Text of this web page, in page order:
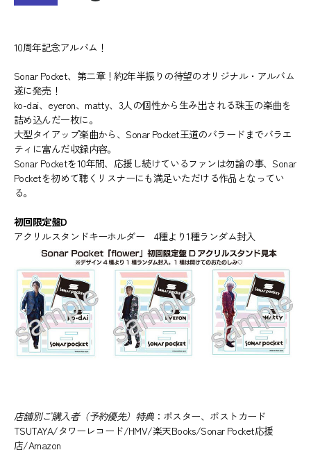
10周年記念アルバム！
Sonar Pocket、第二章！約2年半振りの待望のオリジナル・アルバム
遂に発売！
ko-dai、eyeron、matty、3人の個性から生み出される珠玉の楽曲を
詰め込んだ一枚に。
大型タイアップ楽曲から、Sonar Pocket王道のバラードまでバラエ
ティに富んだ収録内容。
Sonar Pocketを10年間、応援し続けているファンは勿論の事、Sonar
Pocketを初めて聴くリスナーにも満足いただける作品となってい
る。
初回限定盤D
アクリルスタンドキーホルダー 4種より1種ランダム封入
店舗別ご購入者（予約優先）特典：ポスター、ポストカード
TSUTAYA/タワーレコード/HMV/楽天Books/Sonar Pocket応援
店/Amazon